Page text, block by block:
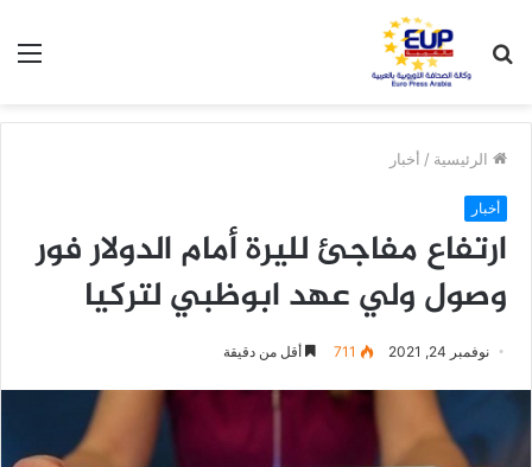
عن
الرئيسية / أخبار
أخبار
ارتفاع مفاجئ لليرة أمام الدولار فور
وصول ولي عهد ابوظبي لتركيا
نوفمبر 24, 2021 711 أقل من دقيقة